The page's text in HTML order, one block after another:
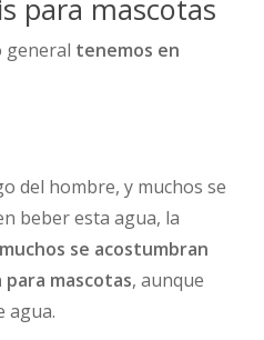
para mascotas
general tenemos en
del hombre, y muchos se
beber esta agua, la
muchos se acostumbran
para mascotas, aunque
agua.